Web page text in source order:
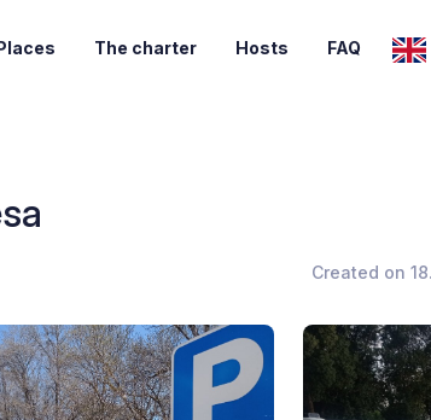
The charter Hosts FAQ
Created on